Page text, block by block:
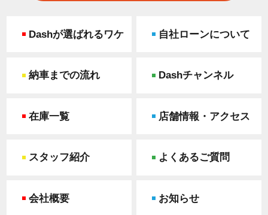
Dashが選ばれるワケ 自社ローンについて
納車までの流れ Dashチャンネル
在庫一覧 店舗情報・アクセス
スタッフ紹介 よくあるご質問
会社概要 お知らせ